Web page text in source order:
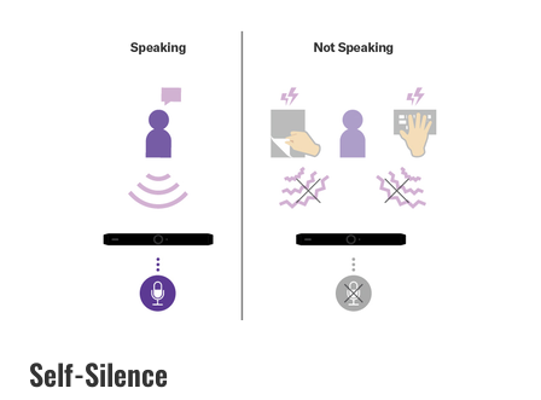
Self-Silence